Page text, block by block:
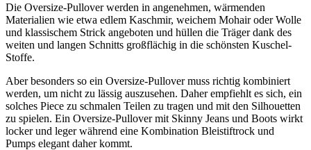
Die Oversize-Pullover werden in angenehmen, wärmenden
Materialien wie etwa edlem Kaschmir, weichem Mohair oder Wolle
und klassischem Strick angeboten und hüllen die Träger dank des
weiten und langen Schnitts großflächig in die schönsten Kuschel-
Stoffe.
Aber besonders so ein Oversize-Pullover muss richtig kombiniert
werden, um nicht zu lässig auszusehen. Daher empfiehlt es sich, ein
solches Piece zu schmalen Teilen zu tragen und mit den Silhouetten
zu spielen. Ein Oversize-Pullover mit Skinny Jeans und Boots wirkt
locker und leger während eine Kombination Bleistiftrock und
Pumps elegant daher kommt.